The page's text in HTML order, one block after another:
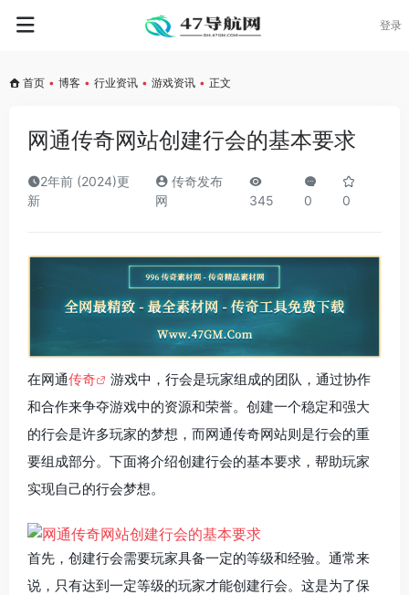
登录
首页 • 博客 • 行业资讯 • 游戏资讯 • 正文
网通传奇网站创建行会的基本要求
2年前 (2024)更
新
传奇发布
网
345 0 0
在网通传奇
游戏中，行会是玩家组成的团队，通过协作
和合作来争夺游戏中的资源和荣誉。创建一个稳定和强大
的行会是许多玩家的梦想，而网通传奇网站则是行会的重
要组成部分。下面将介绍创建行会的基本要求，帮助玩家
实现自己的行会梦想。
首先，创建行会需要玩家具备一定的等级和经验。通常来
说，只有达到一定等级的玩家才能创建行会。这是为了保